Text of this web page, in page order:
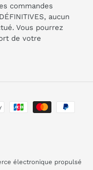
commandes
aucun
Vous pourrez
de votre
électronique propulsé